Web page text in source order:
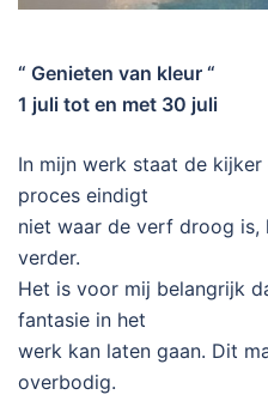
“ Genieten van kleur “
1 juli tot en met 30 juli
In mijn werk staat de
proces eindigt
niet waar de verf droog is,
verder.
Het is voor mij belangrijk
fantasie in het
werk kan laten gaan. Dit
overbodig.